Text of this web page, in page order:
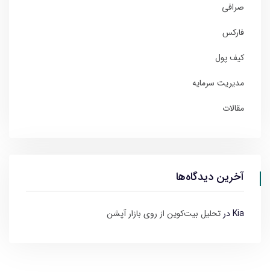
صرافی
فارکس
کیف پول
مدیریت سرمایه
مقالات
آخرین دیدگاه‌ها
Kiaدر تحلیل بیت‌کوین از روی بازار آپشن